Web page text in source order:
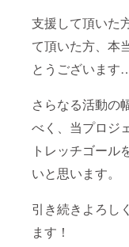
支援して頂いた
て頂いた方、本
とうございます
さらなる活動の
べく、当プロジ
トレッチゴール
いと思います。
引き続きよろし
ます！